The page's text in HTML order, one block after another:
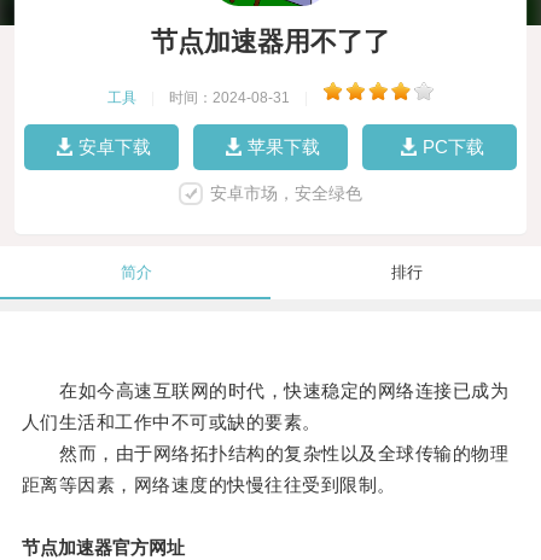
节点加速器用不了了
工具 时间：2024-08-31
安卓下载 苹果下载 PC下载
安卓市场，安全绿色
简介 排行
在如今高速互联网的时代，快速稳定的网络连接已成为
人们生活和工作中不可或缺的要素。
然而，由于网络拓扑结构的复杂性以及全球传输的物理
距离等因素，网络速度的快慢往往受到限制。
节点加速器官方网址